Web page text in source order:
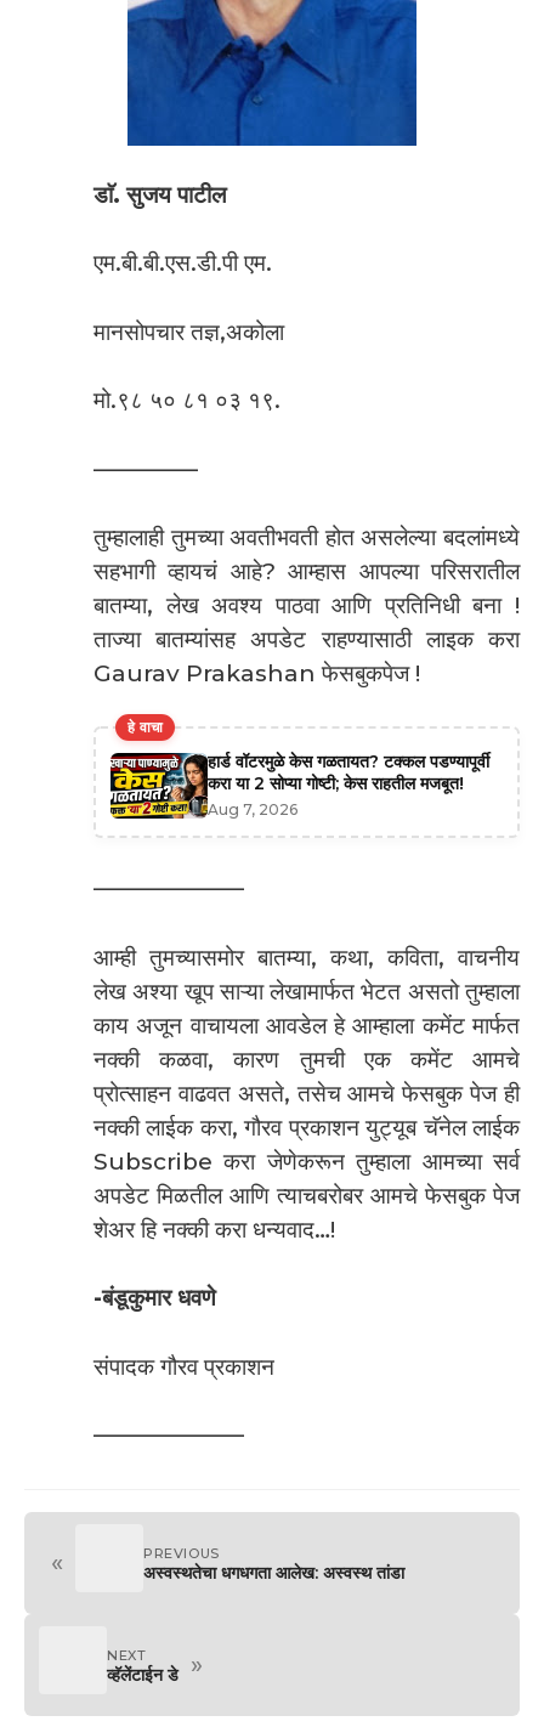
डाॅ. सुजय पाटील
एम.बी.बी.एस.डी.पी एम.
मानसोपचार तज्ञ,अकोला
मो.९८ ५० ८१ ०३ १९.
————–
तुम्हालाही तुमच्या अवतीभवती होत असलेल्या बदलांमध्ये
सहभागी व्हायचं आहे? आम्हास आपल्या परिसरातील
बातम्या, लेख अवश्य पाठवा आणि प्रतिनिधी बना !
ताज्या बातम्यांसह अपडेट राहण्यासाठी लाइक करा
Gaurav Prakashan फेसबुकपेज !
हे वाचा
हार्ड वॉटरमुळे केस गळतायत? टक्कल पडण्यापूर्वी
करा या 2 सोप्या गोष्टी; केस राहतील मजबूत!
Aug 7, 2026
——————–
आम्ही तुमच्यासमोर बातम्या, कथा, कविता, वाचनीय
लेख अश्या खूप साऱ्या लेखामार्फत भेटत असतो तुम्हाला
काय अजून वाचायला आवडेल हे आम्हाला कमेंट मार्फत
नक्की कळवा, कारण तुमची एक कमेंट आमचे
प्रोत्साहन वाढवत असते, तसेच आमचे फेसबुक पेज ही
नक्की लाईक करा, गौरव प्रकाशन युट्यूब चॅनेल लाईक
Subscribe करा जेणेकरून तुम्हाला आमच्या सर्व
अपडेट मिळतील आणि त्याचबरोबर आमचे फेसबुक पेज
शेअर हि नक्की करा धन्यवाद…!
-बंडूकुमार धवणे
संपादक गौरव प्रकाशन
——————–
« PREVIOUS
अस्वस्थतेचा धगधगता आलेख: अस्वस्थ तांडा
NEXT
व्हॅलेंटाईन डे »